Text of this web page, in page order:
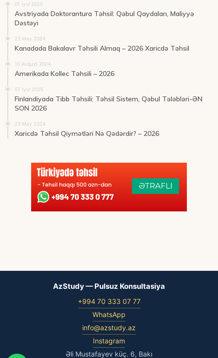
01 İyul 2025
Avstriyada Doktorantura Təhsil: Qəbul Qaydaları, Maliyyə
Dəstəyi
23 May 2024
Kanadada Bakalavr Təhsili Almaq – 2026 Xaricdə Təhsil
10 Avqust 2024
Amerikada Kollec Təhsili – 2026
07 İyul 2025
Finlandiyada Tibb Təhsili: Təhsil Sistem, Qəbul Tələbləri-ƏN
SON 2026
23 May 2024
Xaricdə Təhsil Qiymətləri Nə Qədərdir? – 2026
AzStudy — Pulsuz Konsultasiya
+994 70 333 07 77
WhatsApp
info@azstudy.az
Instagram
Əli Mustafayev küç. 6, Bakı